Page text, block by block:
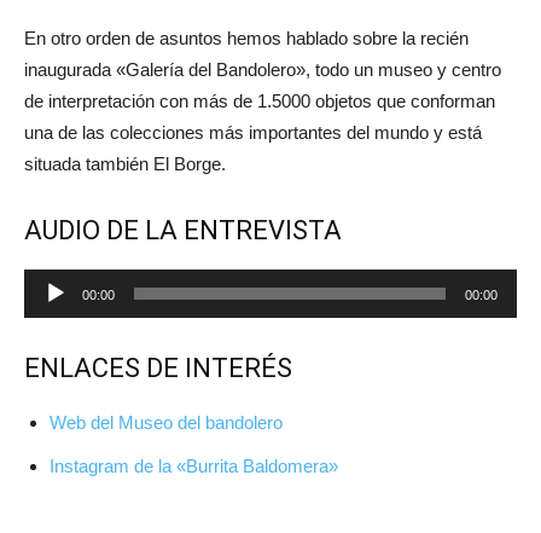
En otro orden de asuntos hemos hablado sobre la recién
inaugurada «Galería del Bandolero», todo un museo y centro
de interpretación con más de 1.5000 objetos que conforman
una de las colecciones más importantes del mundo y está
situada también El Borge.
AUDIO DE LA ENTREVISTA
Reproductor
de
00:00 00:00
ENLACES DE INTERÉS
Web del Museo del bandolero
Instagram de la «Burrita Baldomera»